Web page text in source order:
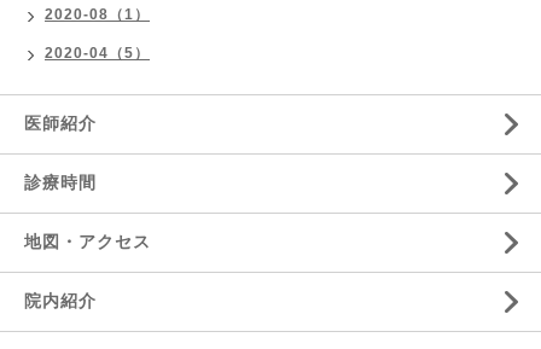
2020-08（1）
2020-04（5）
医師紹介
診療時間
地図・アクセス
院内紹介